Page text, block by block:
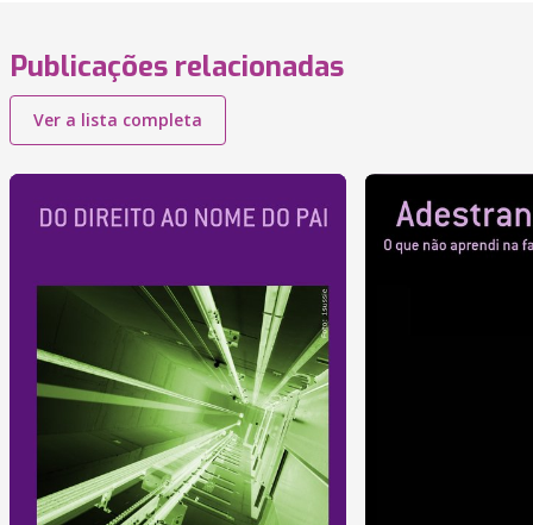
Publicações relacionadas
Ver a lista completa